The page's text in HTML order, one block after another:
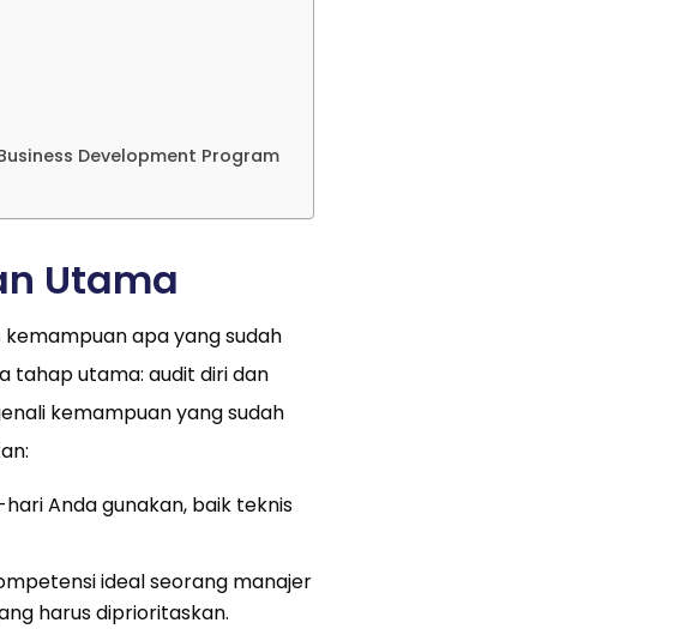
Development Program
Utama
apa yang sudah
tahap utama: audit diri dan
kemampuan yang sudah
Anda gunakan, baik teknis
ideal seorang manajer
harus diprioritaskan.